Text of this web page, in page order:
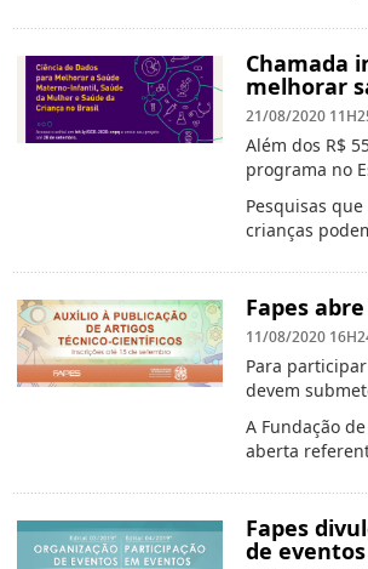
Chamada
melhorar
21/08/2020
Além dos R$
programa no
Pesquisas
crianças
Fapes
11/08/2020
Para
devem
A Fundação
aberta
Fapes
de eventos